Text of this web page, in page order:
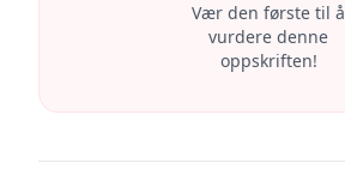
Vær den første til å
vurdere denne
oppskriften!